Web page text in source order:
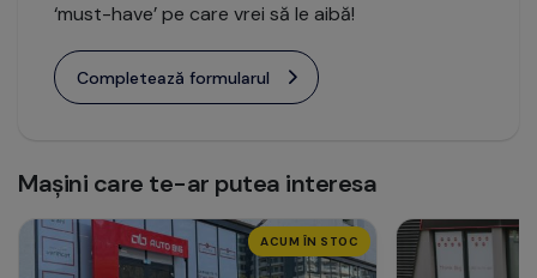
‘must-have’ pe care vrei să le aibă!
Completează formularul
Mașini care te-ar putea interesa
ACUM ÎN STOC